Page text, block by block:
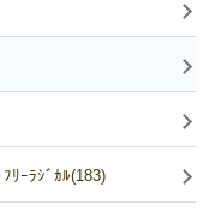
ﾘｰﾗｼﾞｶﾙ(183)